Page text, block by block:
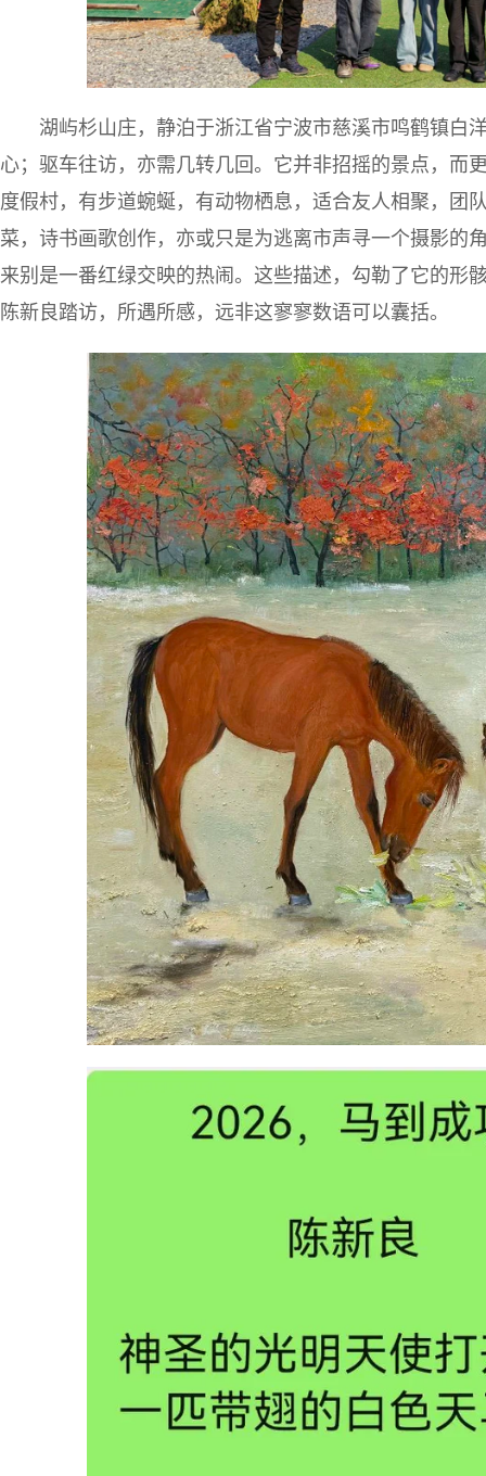
湖屿杉山庄，静泊于浙江省宁波市慈溪市鸣鹤镇白
心；驱车往访，亦需几转几回。它并非招摇的景点，而
度假村，有步道蜿蜒，有动物栖息，适合友人相聚，团
菜，诗书画歌创作，亦或只是为逃离市声寻一个摄影的
来别是一番红绿交映的热闹。这些描述，勾勒了它的形
陈新良踏访，所遇所感，远非这寥寥数语可以囊括。